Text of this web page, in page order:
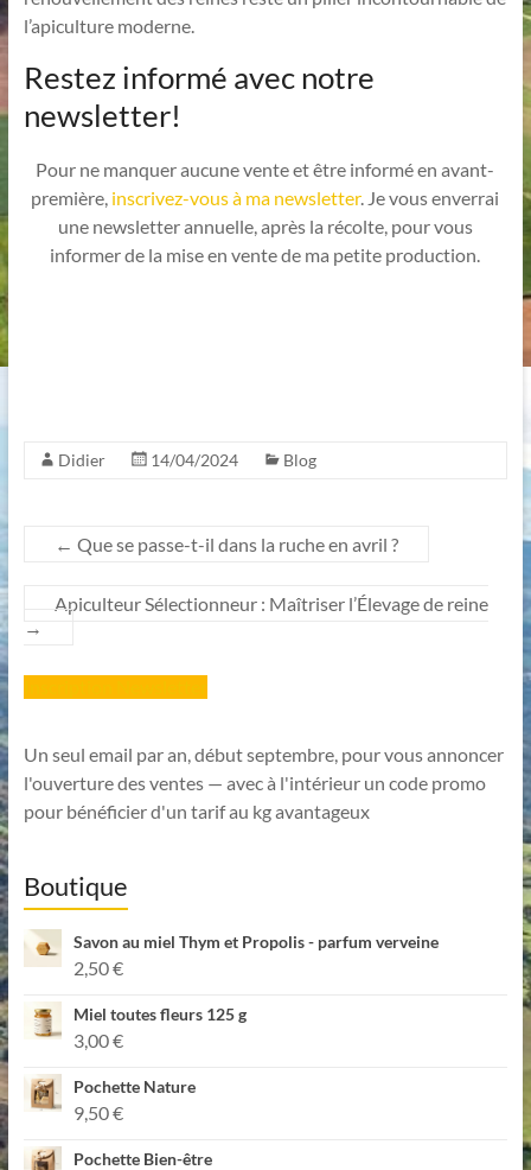
l’apiculture moderne.
Restez informé avec notre
newsletter!
Pour ne manquer aucune vente et être informé en avant-
première, inscrivez-vous à ma newsletter. Je vous enverrai
une newsletter annuelle, après la récolte, pour vous
informer de la mise en vente de ma petite production.
Didier 14/04/2024 Blog
← Que se passe-t-il dans la ruche en avril ?
Apiculteur Sélectionneur : Maîtriser l’Élevage de reine
→
Un seul email par an, début septembre, pour vous annoncer
l'ouverture des ventes — avec à l'intérieur un code promo
pour bénéficier d'un tarif au kg avantageux
Boutique
Savon au miel Thym et Propolis - parfum verveine
2,50€
Miel toutes fleurs 125 g
3,00€
Pochette Nature
9,50€
Pochette Bien-être